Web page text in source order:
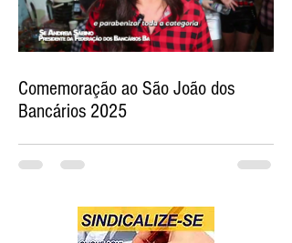
Comemoração ao São João dos
Bancários 2025